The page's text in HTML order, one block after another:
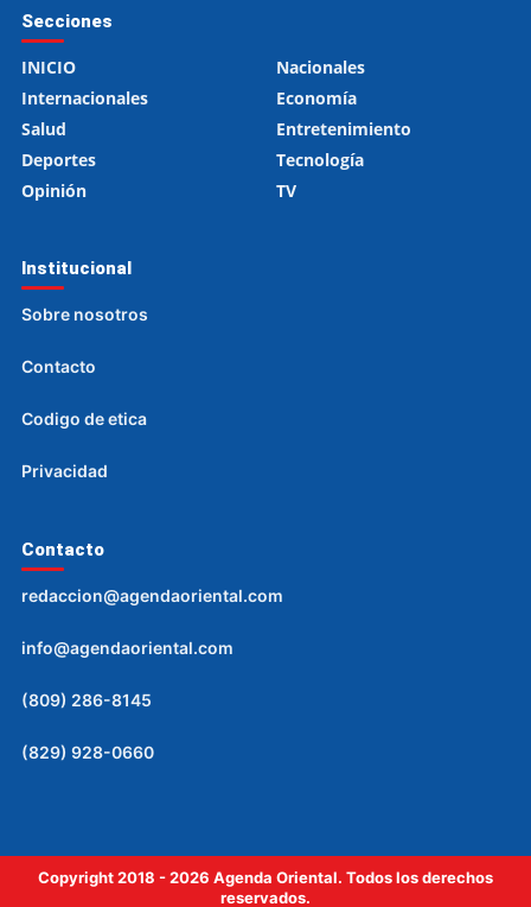
Secciones
INICIO
Nacionales
Internacionales
Economía
Salud
Entretenimiento
Deportes
Tecnología
Opinión
TV
Institucional
Sobre nosotros
Contacto
Codigo de etica
Privacidad
Contacto
redaccion@agendaoriental.com
info@agendaoriental.com
(809) 286-8145
(829) 928-0660
Copyright 2018 - 2026 Agenda Oriental. Todos los derechos
reservados.